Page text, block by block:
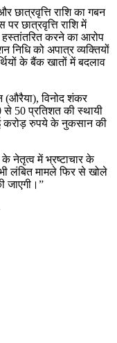
छात्रवृत्ति राशि का गबन
छात्रवृत्ति राशि में
हस्तांतरित करने का आरोप
निधि को अपात्र व्यक्तियों
के बैंक खातों में बदलाव
(औरैया), विनोद शंकर
से 50 प्रतिशत की स्थायी
करोड़ रुपये के नुकसान की
नेतृत्व में भ्रष्टाचार के
लंबित मामले फिर से खोले
जाएगी।”